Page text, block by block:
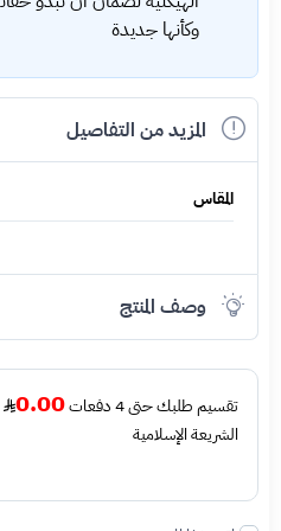
وكأنها جديدة
المزيد من التفاصيل
المقاس
وصف المنتج
تقسيم طلبك حتى 4 دفعات 0.00
الشريعة الإسلامية